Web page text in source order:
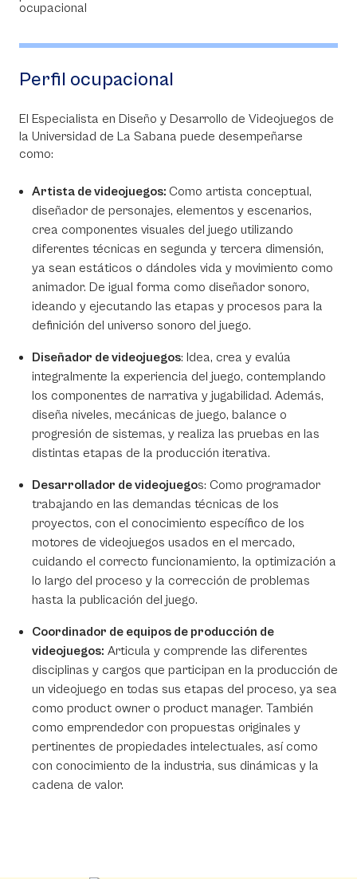
Perfil ocupacional
El Especialista en Diseño y Desarrollo de Videojuegos de
la Universidad de La Sabana puede desempeñarse
como:
Artista de videojuegos: Como artista conceptual,
diseñador de personajes, elementos y escenarios,
crea componentes visuales del juego utilizando
diferentes técnicas en segunda y tercera dimensión,
ya sean estáticos o dándoles vida y movimiento como
animador. De igual forma como diseñador sonoro,
ideando y ejecutando las etapas y procesos para la
definición del universo sonoro del juego.
Diseñador de videojuegos: Idea, crea y evalúa
integralmente la experiencia del juego, contemplando
los componentes de narrativa y jugabilidad. Además,
diseña niveles, mecánicas de juego, balance o
progresión de sistemas, y realiza las pruebas en las
distintas etapas de la producción iterativa.
Desarrollador de videojuegos: Como programador
trabajando en las demandas técnicas de los
proyectos, con el conocimiento específico de los
motores de videojuegos usados en el mercado,
cuidando el correcto funcionamiento, la optimización a
lo largo del proceso y la corrección de problemas
hasta la publicación del juego.
Coordinador de equipos de producción de
videojuegos: Articula y comprende las diferentes
disciplinas y cargos que participan en la producción de
un videojuego en todas sus etapas del proceso, ya sea
como product owner o product manager. También
como emprendedor con propuestas originales y
pertinentes de propiedades intelectuales, así como
con conocimiento de la industria, sus dinámicas y la
cadena de valor.